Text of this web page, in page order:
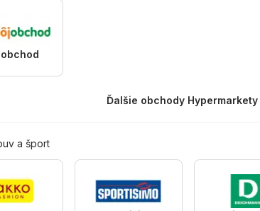
Ďalšie obchody Hypermarkety
a šport